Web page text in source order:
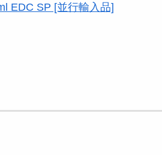
EDC SP [並行輸入品]